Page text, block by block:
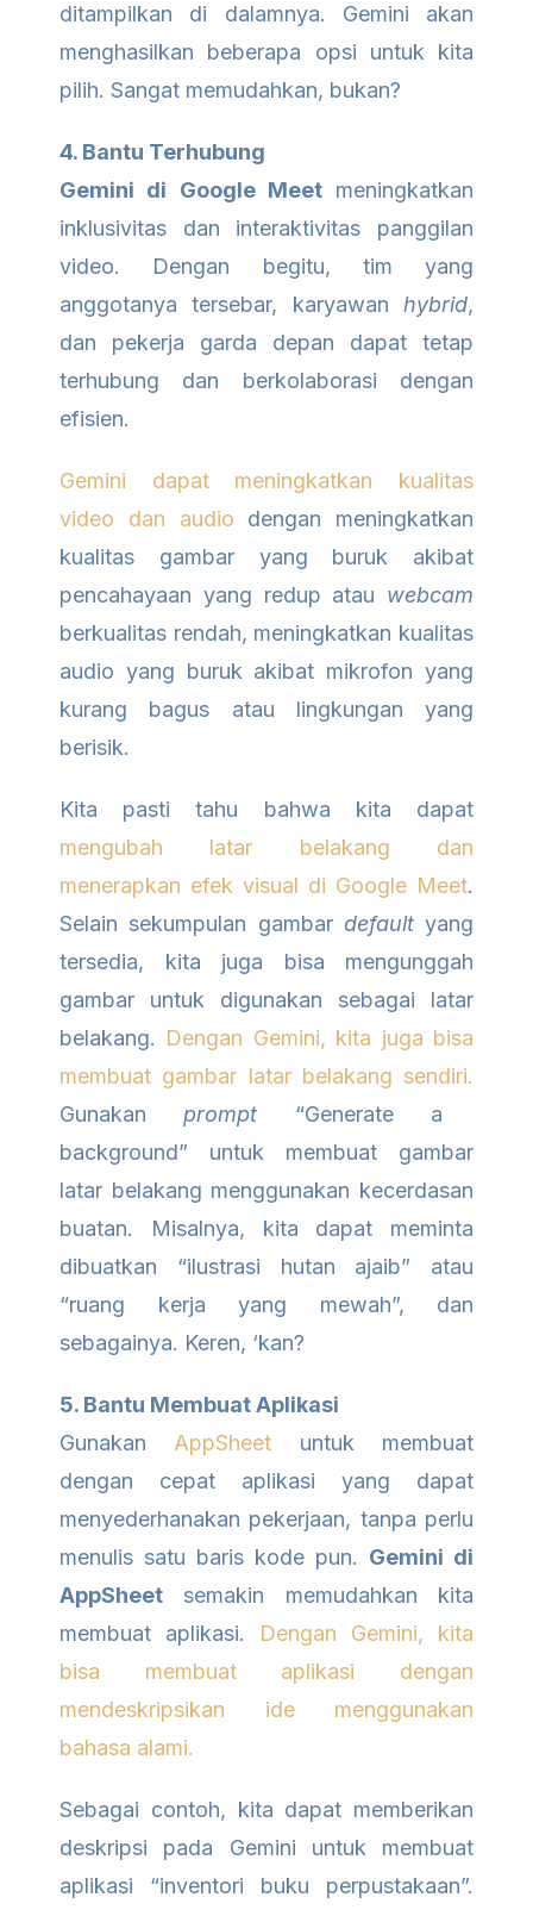
ditampilkan di dalamnya. Gemini akan
menghasilkan beberapa opsi untuk kita
pilih. Sangat memudahkan, bukan?
4. Bantu Terhubung
Gemini di Google Meetmeningkatkan
inklusivitas dan interaktivitas panggilan
video. Dengan begitu, tim yang
anggotanya tersebar, karyawan hybrid,
dan pekerja garda depan dapat tetap
terhubung dan berkolaborasi dengan
efisien.
Gemini dapat meningkatkan kualitas
video dan audio dengan meningkatkan
kualitas gambar yang buruk akibat
pencahayaan yang redup atau webcam
berkualitas rendah, meningkatkan kualitas
audio yang buruk akibat mikrofon yang
kurang bagus atau lingkungan yang
berisik.
Kita pasti tahu bahwa kita dapat
mengubah latar belakang dan
menerapkan efek visual di Google Meet.
Selain sekumpulan gambar defaultyang
tersedia, kita juga bisa mengunggah
gambar untuk digunakan sebagai latar
belakang. Dengan Gemini, kita juga bisa
membuat gambar latar belakang sendiri.
Gunakan prompt “Generate a
background” untuk membuat gambar
latar belakang menggunakan kecerdasan
buatan. Misalnya, kita dapat meminta
dibuatkan “ilustrasi hutan ajaib” atau
“ruang kerja yang mewah”, dan
sebagainya. Keren, ‘kan?
5. Bantu Membuat Aplikasi
GunakanAppSheet untuk membuat
dengan cepat aplikasi yang dapat
menyederhanakan pekerjaan, tanpa perlu
menulis satu baris kode pun. Gemini di
AppSheet semakin memudahkan kita
membuat aplikasi. Dengan Gemini, kita
bisa membuat aplikasi dengan
mendeskripsikan ide menggunakan
bahasa alami.
Sebagai contoh, kita dapat memberikan
deskripsi pada Gemini untuk membuat
aplikasi “inventori buku perpustakaan”.